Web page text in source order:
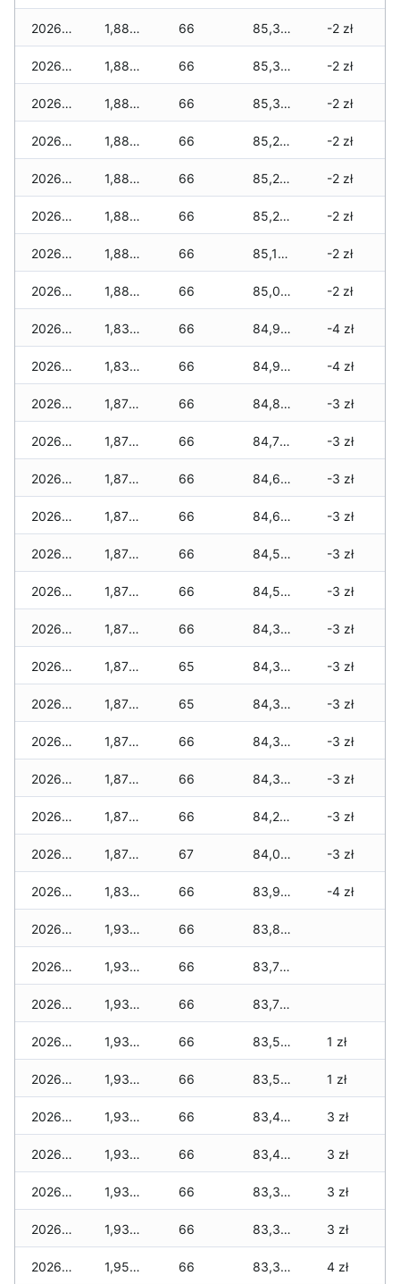
2026-07-26 1,885 zł 66 85,365 zł -2 zł
2026-07-24 1,885 zł 66 85,335 zł -2 zł
2026-07-23 1,885 zł 66 85,300 zł -2 zł
2026-07-22 1,885 zł 66 85,270 zł -2 zł
2026-07-21 1,885 zł 66 85,270 zł -2 zł
2026-07-20 1,885 zł 66 85,255 zł -2 zł
2026-07-18 1,885 zł 66 85,155 zł -2 zł
2026-07-17 1,885 zł 66 85,060 zł -2 zł
2026-07-16 1,835 zł 66 84,970 zł -4 zł
2026-07-15 1,835 zł 66 84,910 zł -4 zł
2026-07-14 1,870 zł 66 84,880 zł -3 zł
2026-07-13 1,870 zł 66 84,755 zł -3 zł
2026-07-12 1,870 zł 66 84,685 zł -3 zł
2026-07-11 1,870 zł 66 84,620 zł -3 zł
2026-07-10 1,870 zł 66 84,595 zł -3 zł
2026-07-09 1,870 zł 66 84,525 zł -3 zł
2026-07-08 1,870 zł 66 84,395 zł -3 zł
2026-07-07 1,870 zł 65 84,375 zł -3 zł
2026-07-06 1,870 zł 65 84,365 zł -3 zł
2026-07-05 1,870 zł 66 84,315 zł -3 zł
2026-07-04 1,870 zł 66 84,315 zł -3 zł
2026-07-03 1,870 zł 66 84,215 zł -3 zł
2026-07-02 1,870 zł 67 84,095 zł -3 zł
2026-07-01 1,835 zł 66 83,900 zł -4 zł
2026-06-30 1,935 zł 66 83,850 zł
2026-06-28 1,935 zł 66 83,750 zł
2026-06-27 1,935 zł 66 83,700 zł
2026-06-26 1,935 zł 66 83,515 zł 1 zł
2026-06-25 1,935 zł 66 83,505 zł 1 zł
2026-06-24 1,935 zł 66 83,450 zł 3 zł
2026-06-23 1,935 zł 66 83,415 zł 3 zł
2026-06-22 1,935 zł 66 83,385 zł 3 zł
2026-06-21 1,935 zł 66 83,385 zł 3 zł
2026-06-20 1,955 zł 66 83,370 zł 4 zł